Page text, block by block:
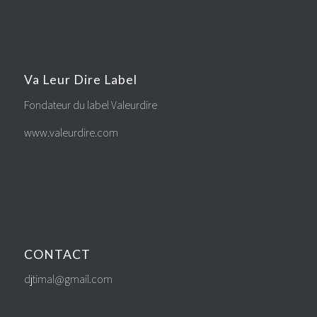
Va Leur Dire Label
Fondateur du label Valeurdire
www.valeurdire.com
CONTACT
djtimal@gmail.com